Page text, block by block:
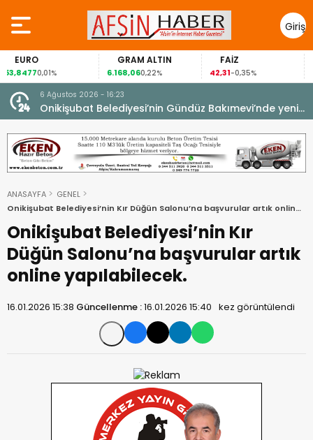
Giriş
Yap
GRAM ALTIN
6.168,06 0,22%
FAİZ
42,31
GÜMÜŞ
88,60
6 Ağustos 2026 - 16:23
Onikişubat Belediyesi’nin Gündüz Bakımevi’nde yeni
dönemin ön kayıtları başladı.
ANASAYFA
GENEL
Onikişubat Belediyesi’nin Kır Düğün Salonu’na başvurular artık online
yapılabilecek.
Onikişubat Belediyesi’nin Kır
Düğün Salonu’na başvurular artık
online yapılabilecek.
16.01.2026 15:38 Güncellenme :16.01.2026 15:40 kez görüntülendi